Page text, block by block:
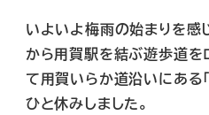
いよいよ梅雨の始まりを感
から用賀駅を結ぶ遊歩道を
て用賀いらか道沿いにある
ひと休みしました。